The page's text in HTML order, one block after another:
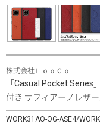
株式会社ＬｏｏＣｏ
「Casual Pocket Series
付き サフィアーノレザ
WORK31AO-OG-ASE4/